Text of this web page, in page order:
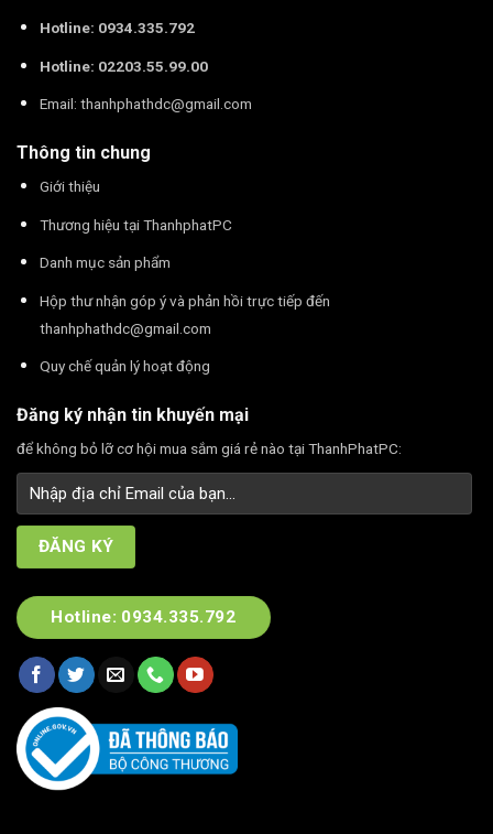
Hotline: 0934.335.792
Hotline: 02203.55.99.00
Email: thanhphathdc@gmail.com
Thông tin chung
Giới thiệu
Thương hiệu tại ThanhphatPC
Danh mục sản phẩm
Hộp thư nhận góp ý và phản hồi trực tiếp đến
thanhphathdc@gmail.com
Quy chế quản lý hoạt động
Đăng ký nhận tin khuyến mại
để không bỏ lỡ cơ hội mua sắm giá rẻ nào tại ThanhPhatPC:
Hotline: 0934.335.792